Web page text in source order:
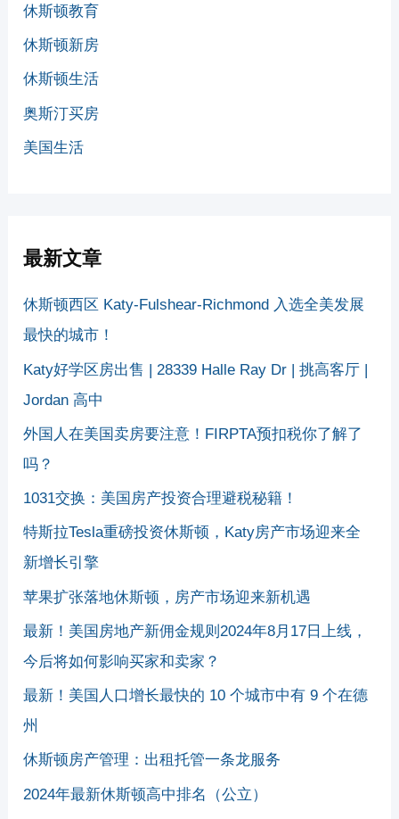
休斯顿教育
休斯顿新房
休斯顿生活
奥斯汀买房
美国生活
最新文章
休斯顿西区 Katy-Fulshear-Richmond 入选全美发展
最快的城市！
Katy好学区房出售 | 28339 Halle Ray Dr | 挑高客厅 |
Jordan 高中
外国人在美国卖房要注意！FIRPTA预扣税你了解了
吗？
1031交换：美国房产投资合理避税秘籍！
特斯拉Tesla重磅投资休斯顿，Katy房产市场迎来全
新增长引擎
苹果扩张落地休斯顿，房产市场迎来新机遇
最新！美国房地产新佣金规则2024年8月17日上线，
今后将如何影响买家和卖家？
最新！美国人口增长最快的 10 个城市中有 9 个在德
州
休斯顿房产管理：出租托管一条龙服务
2024年最新休斯顿高中排名（公立）